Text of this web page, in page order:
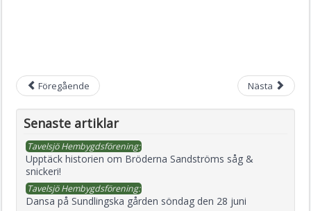
Föregående Nästa
Senaste artiklar
Tavelsjö Hembygdsförening:
Upptäck historien om Bröderna Sandströms såg &
snickeri!
Tavelsjö Hembygdsförening:
Dansa på Sundlingska gården söndag den 28 juni